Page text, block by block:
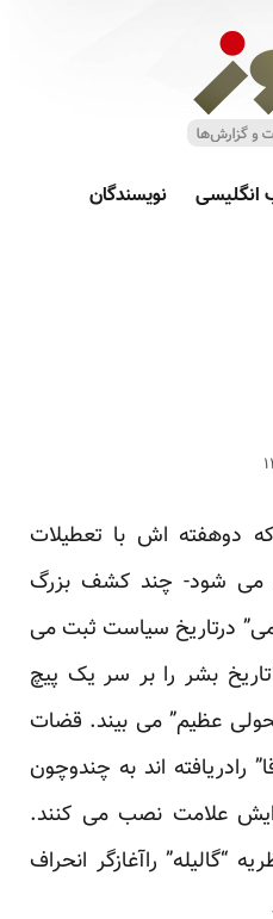
انگلیسی نویسندگان
دوهفته اش با تعطیلات
می شود- چند کشف بزرگ
درتاریخ سیاست ثبت می
بشر را بر سر یک پیچ
عظیم” می بیند. قضات
رادریافته اند به چندوچون
علامت نصب می کنند.
“گالیله” راآغازگر انحراف